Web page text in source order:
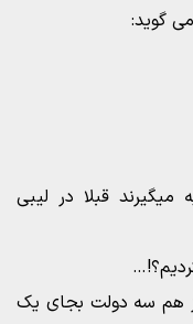
گوید:
قبلا در لیبی
هم سه دولت بجای یک